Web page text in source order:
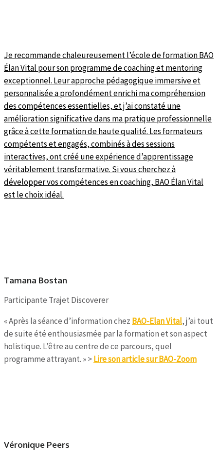
Je recommande chaleureusement l’école de formation BAO
Élan Vital pour son programme de coaching et mentoring
exceptionnel. Leur approche pédagogique immersive et
personnalisée a profondément enrichi ma compréhension
des compétences essentielles, et j’ai constaté une
amélioration significative dans ma pratique professionnelle
grâce à cette formation de haute qualité. Les formateurs
compétents et engagés, combinés à des sessions
interactives, ont créé une expérience d’apprentissage
véritablement transformative. Si vous cherchez à
développer vos compétences en coaching, BAO Élan Vital
est le choix idéal.
Tamana Bostan
Participante Trajet Discoverer
« Après la séance d’information chez BAO-Elan Vital, j’ai tout
de suite été enthousiasmée par la formation et son aspect
holistique. L’être au centre de ce parcours, quel
programme attrayant. » >Lire son article sur BAO-Zoom
Véronique Peers